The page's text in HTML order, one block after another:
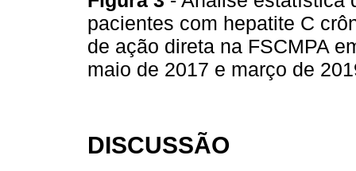
pacientes com hepatite C
de ação direta na FSCMPA
maio de 2017 e março de
DISCUSSÃO